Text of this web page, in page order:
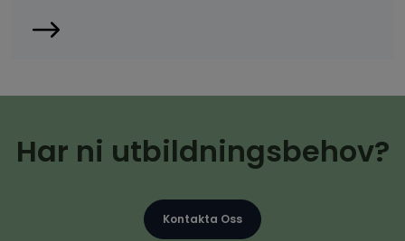
Har ni utbildningsbehov?
Kontakta Oss